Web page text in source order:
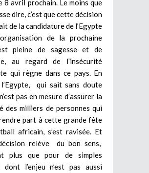
8 avril prochain. Le moins que
dire, c’est que cette décision
de la candidature de l’Egypte
de la prochaine
pleine de sagesse et de
au regard de l’insécurité
qui règne dans ce pays. En
qui sait sans doute
pas en mesure d’assurer la
des milliers de personnes qui
part à cette grande fête
africain, s’est ravisée. Et
relève du bon sens,
plus que pour de simples
dont l’enjeu n’est pas aussi